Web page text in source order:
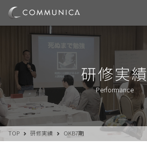
研修実績
Performance
TOP 研修実績 OKB7期